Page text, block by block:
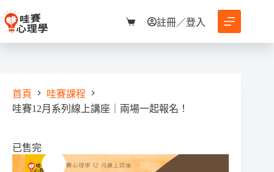
至
購
物
註冊／登入
首頁
哇賽課程
哇賽12月系列線上講座｜兩場一起報名！
已售完